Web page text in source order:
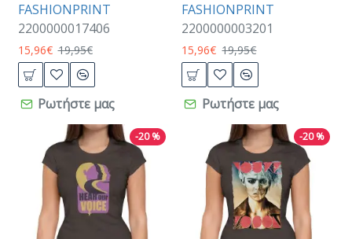
FASHIONPRINT
2200000017406
15,96€ 19,95€
Ρωτήστε μας
FASHIONPRINT
2200000003201
15,96€ 19,95€
Ρωτήστε μας
-20 % -20 %